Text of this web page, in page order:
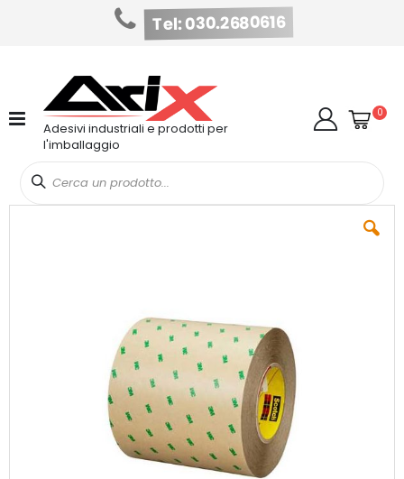
Tel: 030.2680616
contenuto
Adesivi industriali e prodotti per
l'imballaggio
Cerca Cart
0
Vai